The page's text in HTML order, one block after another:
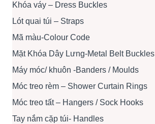
Khóa váy – Dress Buckles
Lót quai túi – Straps
Mã màu-Colour Code
Mặt Khóa Dây Lưng-Metal Belt Buckles
Máy móc/ khuôn -Banders / Moulds
Móc treo rèm – Shower Curtain Rings
Móc treo tất – Hangers / Sock Hooks
Tay nắm cặp túi- Handles